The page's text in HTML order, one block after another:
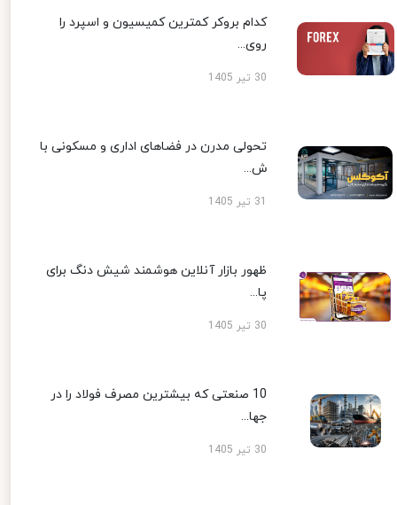
کدام بروکر کمترین کمیسیون و اسپرد را
روی...
30 تیر 1405
تحولی مدرن در فضاهای اداری و مسکونی با
ش...
ظهور بازار آنلاین هوشمند شیش دنگ برای
پا...
30 تیر 1405
10 صنعتی که بیشترین مصرف فولاد را در
جها...
30 تیر 1405